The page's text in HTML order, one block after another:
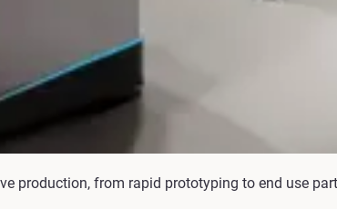
production, from rapid prototyping to end use